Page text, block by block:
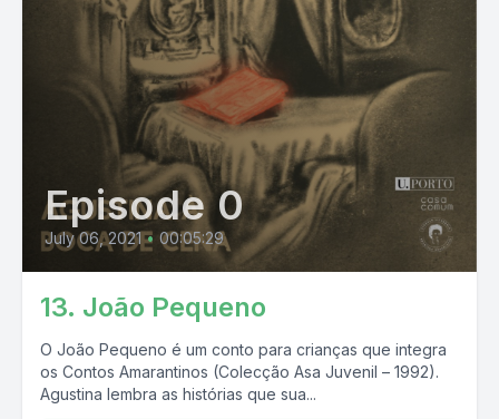
Episode 0
July 06, 2021 • 00:05:29
13. João Pequeno
O João Pequeno é um conto para crianças que integra
os Contos Amarantinos (Colecção Asa Juvenil – 1992).
Agustina lembra as histórias que sua...